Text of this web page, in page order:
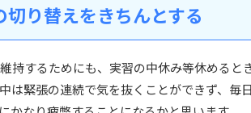
切り替えをきちんとする
持するためにも、実習の中休み等休めると
は緊張の連続で気を抜くことができず、毎